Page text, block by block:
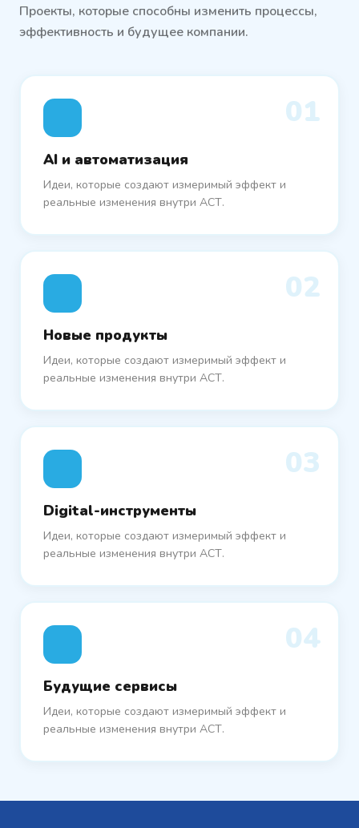
+
Проекты, которые способны изменить процессы,
эффективность и будущее компании.
01
AI и автоматизация
Идеи, которые создают измеримый эффект и
реальные изменения внутри АСТ.
02
Новые продукты
Идеи, которые создают измеримый эффект и
реальные изменения внутри АСТ.
03
Digital-инструменты
Идеи, которые создают измеримый эффект и
реальные изменения внутри АСТ.
04
Будущие сервисы
Идеи, которые создают измеримый эффект и
реальные изменения внутри АСТ.